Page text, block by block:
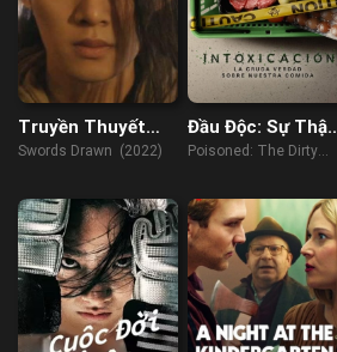
Truyền Thuyết
Thục Sơn: Vạn
Swords Drawn (2022)
Đầu Độc: Sự Thật
Bẩn Thỉu Về Thực
Poisoned: The Dirty
(2023)